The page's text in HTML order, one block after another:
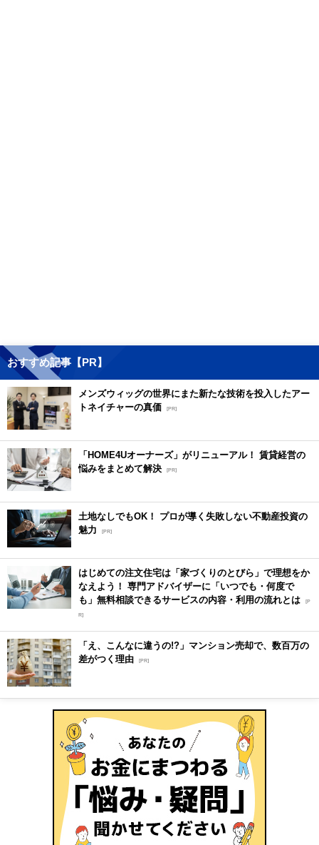
おすすめ記事【PR】
メンズウィッグの世界にまた新たな技術を投入したアー
トネイチャーの真価 [PR]
「HOME4Uオーナーズ」がリニューアル！ 賃貸経営の
悩みをまとめて解決 [PR]
土地なしでもOK！ プロが導く失敗しない不動産投資の
魅力
[PR]
はじめての注文住宅は「家づくりのとびら」で理想をか
なえよう！ 専門アドバイザーに「いつでも・何度で
も」無料相談できるサービスの内容・利用の流れとは [P
R]
「え、こんなに違うの!?」マンション売却で、数百万の
差がつく理由 [PR]